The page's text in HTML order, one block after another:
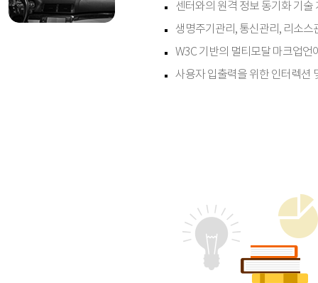
센터와의 원격 정보 동기화 기술
생명주기관리, 통신관리, 리소
W3C 기반의 멀티모달 마크업언
사용자 입출력을 위한 인터렉션